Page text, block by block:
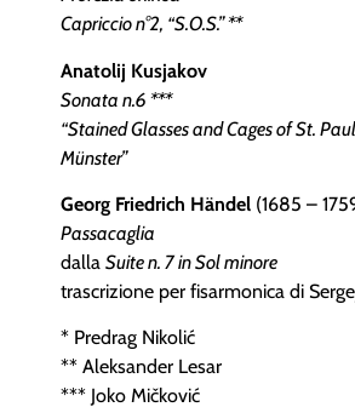
Capriccio n°2, “S.O.S.” **
Anatolij Kusjakov
Sonata n.6 ***
“Stained Glasses and Cages of St.
Münster”
Georg Friedrich Händel (1685 –
Passacaglia
dalla Suite n. 7 in Sol minore
trascrizione per fisarmonica di
* Predrag Nikolić
** Aleksander Lesar
*** Joko Mičković